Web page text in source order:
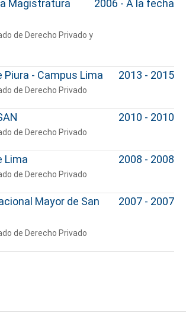
Magistratura
de Derecho Privado y
2006 - A la fecha
Piura - Campus Lima
de Derecho Privado
2013 - 2015
de Derecho Privado
2010 - 2010
Lima
de Derecho Privado
2008 - 2008
Mayor de San
de Derecho Privado
2007 - 2007